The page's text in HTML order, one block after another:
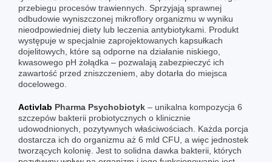
przebiegu procesów trawiennych. Sprzyjają sprawnej
odbudowie wyniszczonej mikroflory organizmu w wyniku
nieodpowiedniej diety lub leczenia antybiotykami. Produkt
występuje w specjalnie zaprojektowanych kapsułkach
dojelitowych, które są odporne na działanie niskiego,
kwasowego pH żołądka – pozwalają zabezpieczyć ich
zawartość przed zniszczeniem, aby dotarła do miejsca
docelowego.
Activlab Pharma Psychobiotyk – unikalna kompozycja 6
szczepów bakterii probiotycznych o klinicznie
udowodnionych, pozytywnych właściwościach. Każda porcja
dostarcza ich do organizmu aż 6 mld CFU, a więc jednostek
tworzących kolonię. Jest to solidna dawka bakterii, których